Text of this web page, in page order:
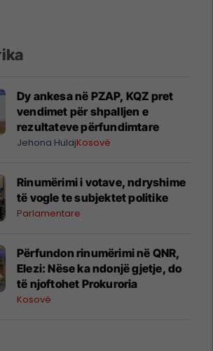
Dy ankesa në PZAP, KQZ pret
vendimet për shpalljen e
rezultateve përfundimtare
Jehona HulajKosovë
Rinumërimi i votave, ndryshime
të vogle te subjektet politike
Parlamentare
​Përfundon rinumërimi në QNR,
Elezi: Nëse ka ndonjë gjetje, do
të njoftohet Prokuroria
Kosovë